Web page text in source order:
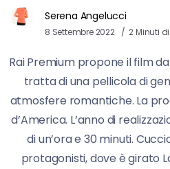
Serena Angelucci
8 Settembre 2022 2 Minuti
Rai Premium propone il film
tratta di una pellicola di
atmosfere romantiche. La
d’America. L’anno di
di un’ora e 30 minuti.
protagonisti, dove è girato